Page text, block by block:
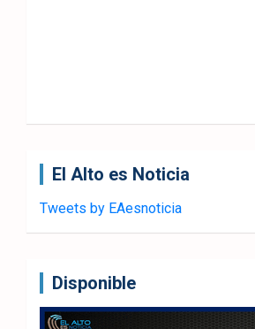
El Alto es Noticia
Tweets by EAesnoticia
Disponible